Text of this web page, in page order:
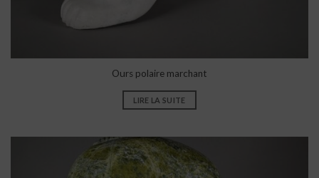
Ours polaire marchant
LIRE LA SUITE